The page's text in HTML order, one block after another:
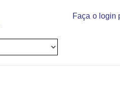
Faça o login